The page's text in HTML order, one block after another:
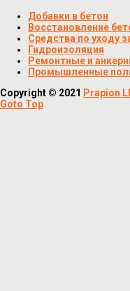
Добавки в бетон
Восстановление
Средства по уходу
Гидроизоляция
Ремонтные и
Промышленные
Copyright © 2021 Prapion
Goto Top